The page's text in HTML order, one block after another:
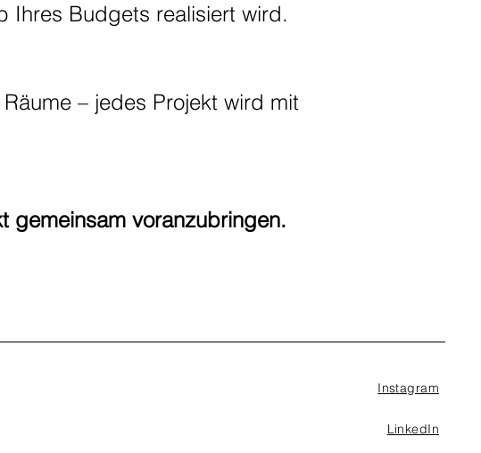
Ihres Budgets realisiert wird.
– jedes Projekt wird mit
gemeinsam voranzubringen.
Instagram
LinkedIn